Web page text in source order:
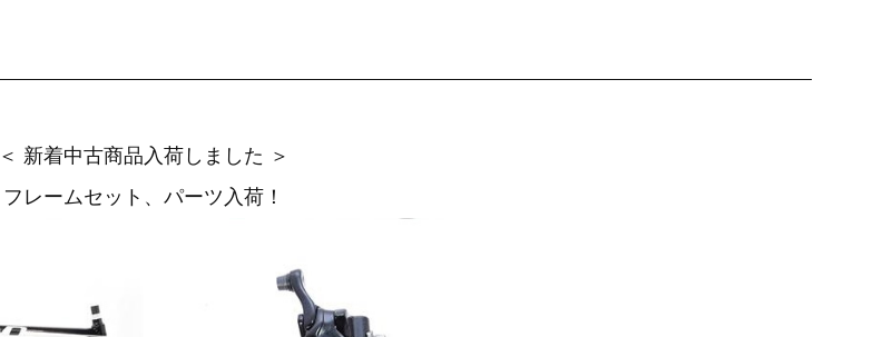
＜ 新着中古商品入荷しました ＞
フレームセット、パーツ入荷！